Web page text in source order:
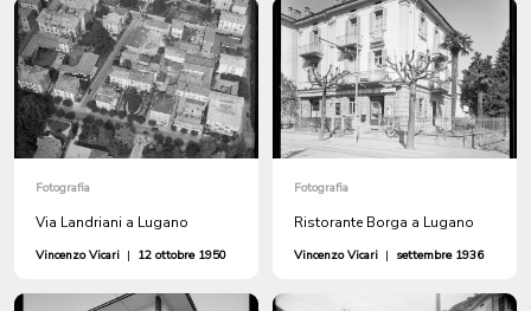
Fotografia
Via Landriani a Lugano
Vincenzo Vicari | 12 ottobre 1950
Fotografia
Ristorante Borga a Lugano
Vincenzo Vicari | settembre 1936